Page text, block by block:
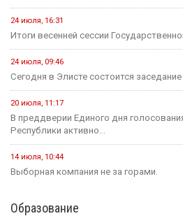
24 июля, 16:31
Итоги весенней сессии
24 июля, 09:46
Сегодня в Элисте состоится
20 июля, 11:17
В преддверии Единого дня
Республики активно...
14 июля, 10:44
Выборная компания не за горами.
Образование